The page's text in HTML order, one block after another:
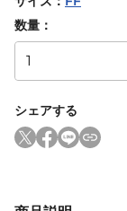
数量：
シェアする